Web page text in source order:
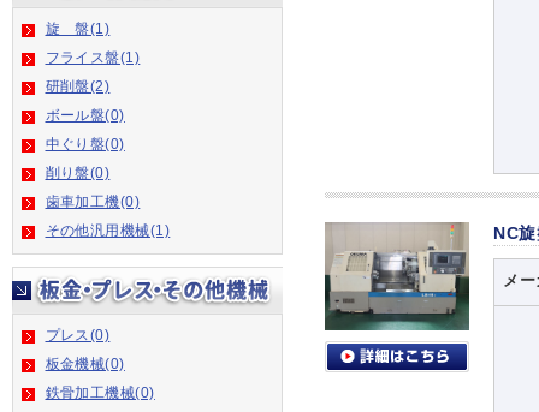
旋 盤(1)
フライス盤(1)
研削盤(2)
ボール盤(0)
中ぐり盤(0)
削り盤(0)
歯車加工機(0)
その他汎用機械(1)
プレス(0)
板金機械(0)
鉄骨加工機械(0)
NC
メ